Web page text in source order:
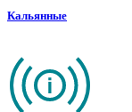
Кальянные